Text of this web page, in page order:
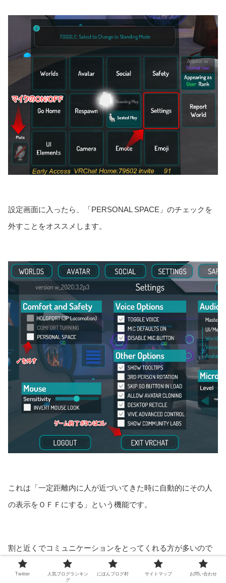
設定画面に入ったら、「PERSONAL SPACE」のチェックを
外すことをオススメします。
これは「一定距離内に人が近づいてきた時に自動的にその人
の表示をＯＦＦにする」という機能です。
割と近くでコミュニケーションをとってくれる方が多いので
すが、このチェックが入っていると相手が見えなくなるとい
ったコミュニケーションエラーが多発するので、チェックを
Twitter
人気ブログランキン
グ
にほんブログ村 サイトマップ お問い合わせ